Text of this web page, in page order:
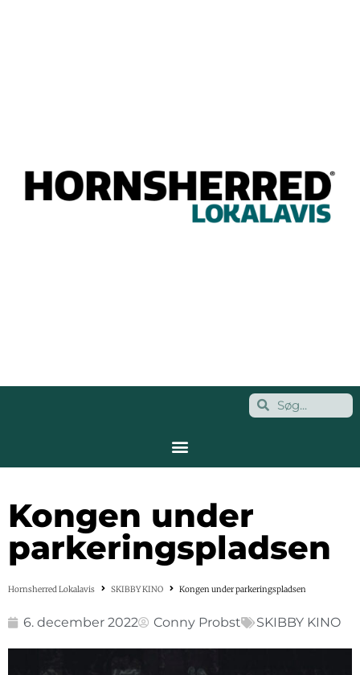
Kongen under
parkeringspladsen
Hornsherred Lokalavis SKIBBY KINO Kongen under parkeringspladsen
6. december 2022 Conny Probst SKIBBY KINO